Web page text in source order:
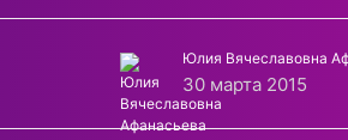
Юлия Вячеславовна
30 марта 2015